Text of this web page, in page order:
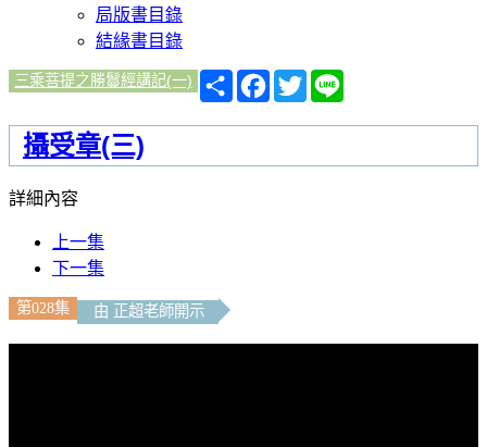
局版書目錄
結緣書目錄
三乘菩提之勝鬘經講記(一)
分
享
Facebook
Twitter
攝受章(三)
詳細內容
上一集
下一集
第028集 由 正超老師開示